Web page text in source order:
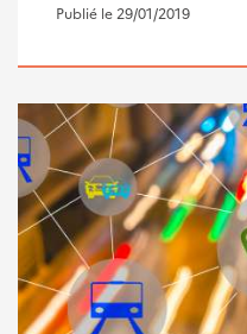
Publié le 29/01/2019